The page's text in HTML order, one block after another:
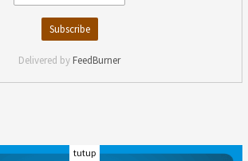
Delivered by FeedBurner
tutup